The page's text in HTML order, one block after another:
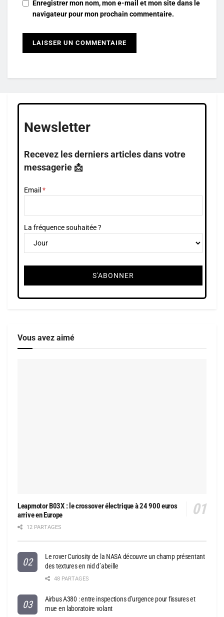
Enregistrer mon nom, mon e-mail et mon site dans le
navigateur pour mon prochain commentaire.
Newsletter
Recevez les derniers articles dans votre
messagerie 📩
Email
La fréquence souhaitée ?
Vous avez aimé
Leapmotor B03X : le crossover électrique à 24 900 euros
arrive en Europe
12 PARTAGES
Le rover Curiosity de la NASA découvre un champ présentant
des textures en nid d’abeille
48 PARTAGES
Airbus A380 : entre inspections d’urgence pour fissures et
mue en laboratoire volant